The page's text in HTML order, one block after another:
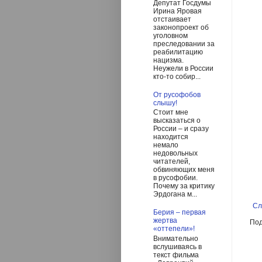
Депутат Госдумы
Ирина Яровая
отстаивает
законопроект об
уголовном
преследовании за
реабилитацию
нацизма.
Неужели в России
кто-то собир...
От русофобов
слышу!
Стоит мне
высказаться о
России – и сразу
находится
немало
недовольных
читателей,
обвиняющих меня
в русофобии.
Почему за критику
Эрдогана м...
Берия – первая
жертва
«оттепели»!
Внимательно
вслушиваясь в
текст фильма